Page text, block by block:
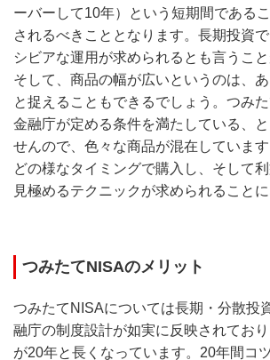
ーバーして10年）という短期間である
されるべきこととなります。長期投資
シビアな運用が求められるとも言うこと
そして、商品の幅が広いというのは、
と捉えることもできるでしょう。つみ
金融庁が定める条件を満たしている、
せんので、色々な商品が混在していま
どの様なタイミングで購入し、そして利
見極めるテクニックが求められることに
つみたてNISAのメリット
つみたてNISAについては長期・分散投
融庁の制度設計が如実に反映されてお
が20年と長くなっています。20年間コ